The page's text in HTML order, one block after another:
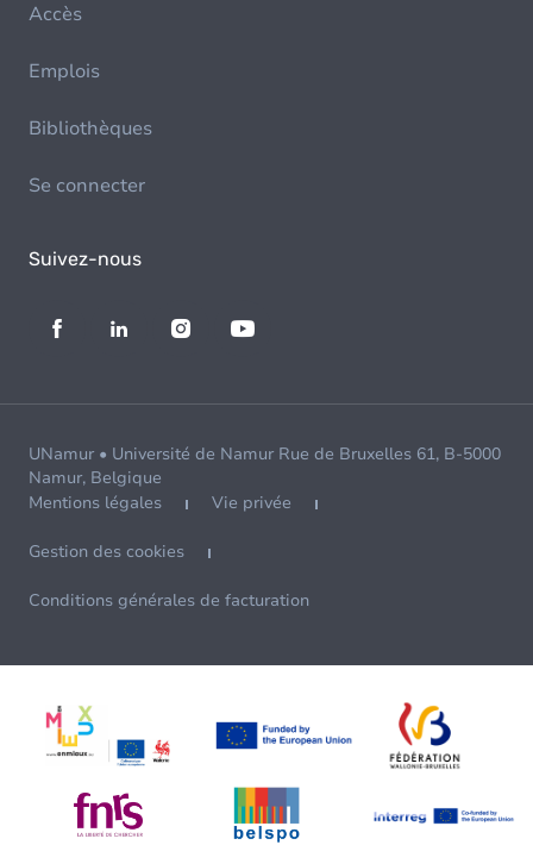
Accès
Emplois
Bibliothèques
Se connecter
Suivez-nous
UNamur • Université de Namur Rue de Bruxelles 61, B-5000
Namur, Belgique
Mentions légales
Vie privée
Gestion des cookies
Conditions générales de facturation